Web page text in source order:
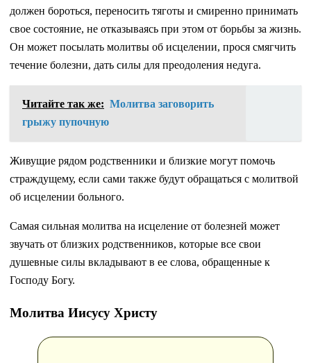
должен бороться, переносить тяготы и смиренно принимать
свое состояние, не отказываясь при этом от борьбы за жизнь.
Он может посылать молитвы об исцелении, прося смягчить
течение болезни, дать силы для преодоления недуга.
Читайте так же: Молитва заговорить
грыжу пупочную
Живущие рядом родственники и близкие могут помочь
страждущему, если сами также будут обращаться с молитвой
об исцелении больного.
Самая сильная молитва на исцеление от болезней может
звучать от близких родственников, которые все свои
душевные силы вкладывают в ее слова, обращенные к
Господу Богу.
Молитва Иисусу Христу